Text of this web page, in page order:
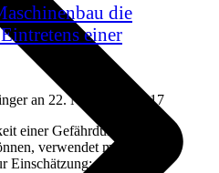
die
einer
an 22. November 2017
einer Gefährdung im
verwendet man dafür
Einschätzung: